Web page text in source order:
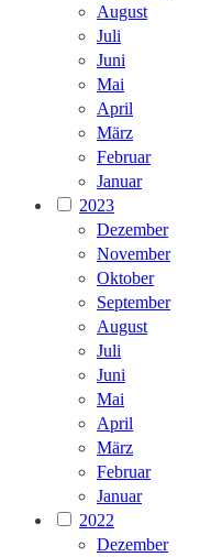
August
Juli
Juni
Mai
April
März
Februar
Januar
2023
Dezember
November
Oktober
September
August
Juli
Juni
Mai
April
März
Februar
Januar
2022
Dezember